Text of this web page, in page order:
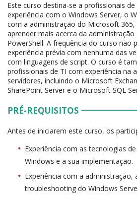
Este curso destina-se a profissionais
experiência com o Windows Server, o
com a administração do Microsoft 365,
aprender mais acerca da
PowerShell. A frequência do curso não
experiência prévia com nenhuma das
com linguagens de script. O curso é
profissionais de TI com experiência na
servidores, incluindo o Microsoft
SharePoint Server e o Microsoft SQL
PRÉ-REQUISITOS
Antes de iniciarem este curso, os
Experiência com as tecnologias
Windows e a sua implementação.
Experiência com a administração,
troubleshooting do Windows